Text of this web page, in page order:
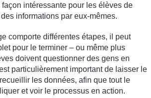
intéressante pour les élèves de
informations par eux-mêmes.
comporte différentes étapes, il peut
pour le terminer – ou même plus
doivent questionner des gens en
particulièrement important de laisser le
les données, afin que tout le
et voir le processus en action.